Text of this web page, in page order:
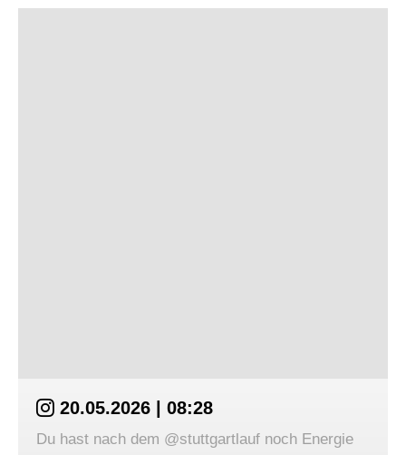
20.05.2026 | 08:28
Du hast nach dem @stuttgartlauf noch Energie